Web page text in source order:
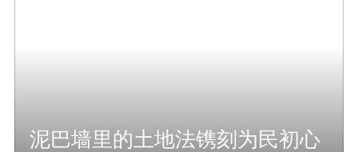
泥巴墙里的土地法镌刻为民初心